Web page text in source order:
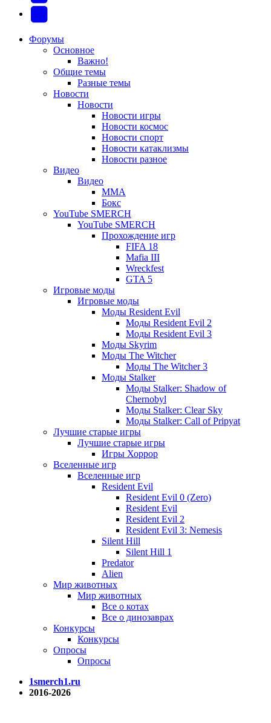
вкладке)
новой
вкладке)
новой
вкладке)
Форумы
Основное
Важно!
Общие темы
Разные темы
Новости
Новости
Новости игры
Новости космос
Новости спорт
Новости катаклизмы
Новости разное
Видео
Видео
ММА
Бокс
YouTube SMERCH
YouTube SMERCH
Прохождение игр
FIFA 18
Mafia III
Wreckfest
GTA 5
Игровые моды
Игровые моды
Моды Resident Evil
Моды Resident Evil 2
Моды Resident Evil 3
Моды Skyrim
Моды The Witcher
Моды The Witcher 3
Моды Stalker
Моды Stalker: Shadow of
Chernobyl
Моды Stalker: Clear Sky
Моды Stalker: Call of Pripyat
Лучшие старые игры
Лучшие старые игры
Игры Хоррор
Вселенные игр
Вселенные игр
Resident Evil
Resident Evil 0 (Zero)
Resident Evil
Resident Evil 2
Resident Evil 3: Nemesis
Silent Hill
Silent Hill 1
Predator
Alien
Мир животных
Мир животных
Все о котах
Все о динозаврах
Конкурсы
Конкурсы
Опросы
Опросы
1smerch1.ru
2016-2026